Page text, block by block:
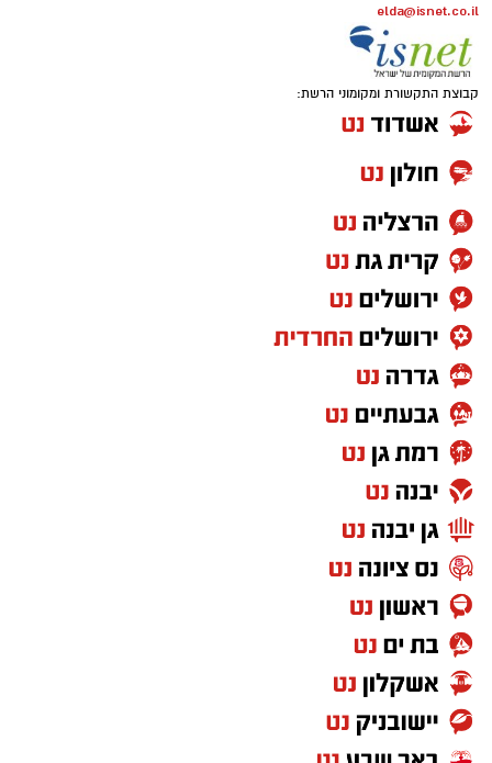
elda@isnet.co.il
קבוצת התקשורת ומקומוני הרשת: